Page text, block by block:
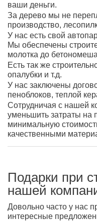
ваши деньги.
За дерево мы не
производство,
У нас есть свой
Мы обеспечены
молотка до
Есть так же
опалубки и т.д.
У нас заключены
пеноблоков, теплой
Сотрудничая с нашей
уменьшить затраты на
минимальную
качественными
Подарки при
нашей
Довольно часто у нас
интересные